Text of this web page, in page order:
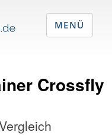
Crossfly
MENÜ